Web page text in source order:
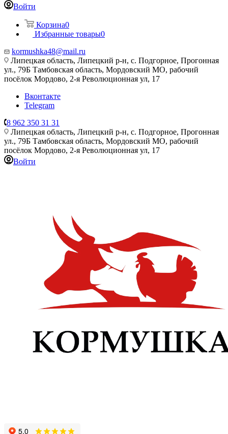
Войти
Корзина0
Избранные товары0
kormushka48@mail.ru
Липецкая область, Липецкий р-н, с. Подгорное, Прогонная
ул., 79Б Тамбовская область, Мордовский МО, рабочий
посёлок Мордово, 2-я Революционная ул, 17
Вконтакте
Telegram
8 962 350 31 31
Липецкая область, Липецкий р-н, с. Подгорное, Прогонная
ул., 79Б Тамбовская область, Мордовский МО, рабочий
посёлок Мордово, 2-я Революционная ул, 17
Войти